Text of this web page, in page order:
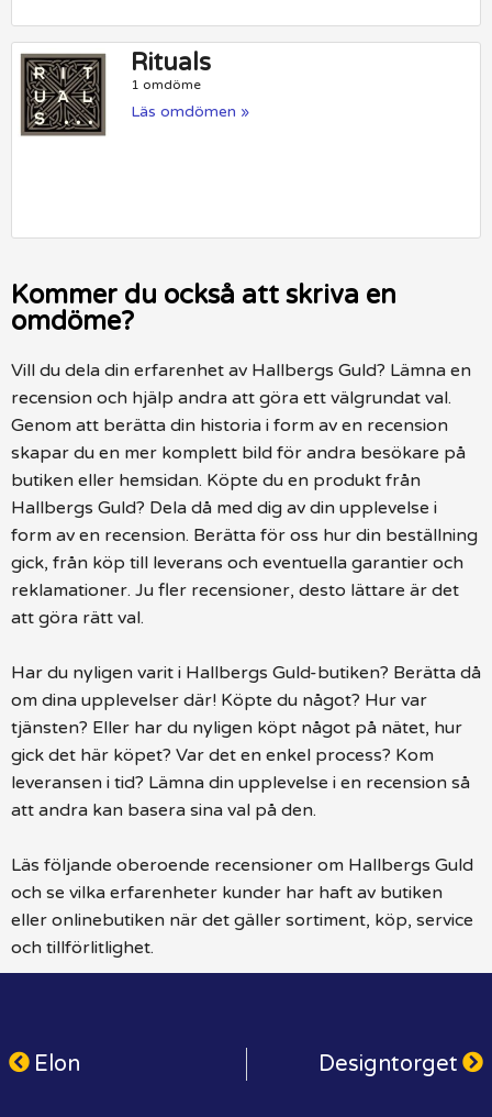
Rituals
1 omdöme
Läs omdömen »
Kommer du också att skriva en
omdöme?
Vill du dela din erfarenhet av Hallbergs Guld? Lämna en
recension och hjälp andra att göra ett välgrundat val.
Genom att berätta din historia i form av en recension
skapar du en mer komplett bild för andra besökare på
butiken eller hemsidan. Köpte du en produkt från
Hallbergs Guld? Dela då med dig av din upplevelse i
form av en recension. Berätta för oss hur din beställning
gick, från köp till leverans och eventuella garantier och
reklamationer. Ju fler recensioner, desto lättare är det
att göra rätt val.
Har du nyligen varit i Hallbergs Guld-butiken? Berätta då
om dina upplevelser där! Köpte du något? Hur var
tjänsten? Eller har du nyligen köpt något på nätet, hur
gick det här köpet? Var det en enkel process? Kom
leveransen i tid? Lämna din upplevelse i en recension så
att andra kan basera sina val på den.
Läs följande oberoende recensioner om Hallbergs Guld
och se vilka erfarenheter kunder har haft av butiken
eller onlinebutiken när det gäller sortiment, köp, service
och tillförlitlighet.
Elon Designtorget